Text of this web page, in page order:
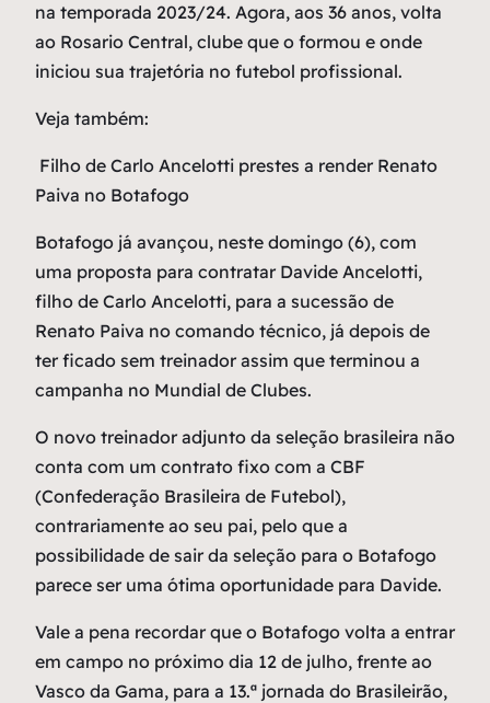
na temporada 2023/24. Agora, aos 36 anos, volta
ao Rosario Central, clube que o formou e onde
iniciou sua trajetória no futebol profissional.
Veja também:
Filho de Carlo Ancelotti prestes a render Renato
Paiva no Botafogo
Botafogo já avançou, neste domingo (6), com
uma proposta para contratar Davide Ancelotti,
filho de Carlo Ancelotti, para a sucessão de
Renato Paiva no comando técnico, já depois de
ter ficado sem treinador assim que terminou a
campanha no Mundial de Clubes.
O novo treinador adjunto da seleção brasileira não
conta com um contrato fixo com a CBF
(Confederação Brasileira de Futebol),
contrariamente ao seu pai, pelo que a
possibilidade de sair da seleção para o Botafogo
parece ser uma ótima oportunidade para Davide.
Vale a pena recordar que o Botafogo volta a entrar
em campo no próximo dia 12 de julho, frente ao
Vasco da Gama, para a 13.ª jornada do Brasileirão,